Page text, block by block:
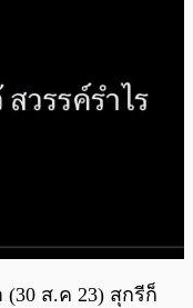
ส.ค 23) สุกรีก็